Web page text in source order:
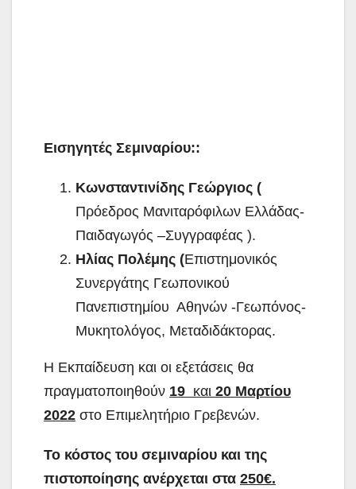
Εισηγητές Σεμιναρίου::
Κωνσταντινίδης Γεώργιος (
Πρόεδρος Μανιταρόφιλων Ελλάδας-
Παιδαγωγός –Συγγραφέας ).
Ηλίας Πολέμης (Επιστημονικός
Συνεργάτης Γεωπονικού
Πανεπιστημίου Αθηνών -Γεωπόνος-
Μυκητολόγος, Μεταδιδάκτορας.
Η Εκπαίδευση και οι εξετάσεις θα
πραγματοποιηθούν 19 και 20 Μαρτίου
2022 στο Επιμελητήριο Γρεβενών.
Το κόστος του σεμιναρίου και της
πιστοποίησης ανέρχεται στα 250€.